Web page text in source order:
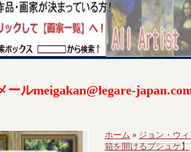
ールmeigakan@legare-
ホーム » ジョン・ウ
箱を開けるプシュケ】